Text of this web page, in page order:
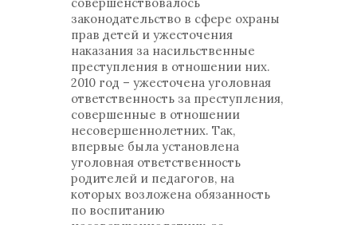
законодательство в сфере охраны
прав детей и ужесточения
наказания за насильственные
преступления в отношении них.
2010 год – ужесточена уголовная
ответственность за преступления,
совершенные в отношении
несовершеннолетних. Так,
впервые была установлена
уголовная ответственность
родителей и педагогов, на
которых возложена обязанность
по воспитанию